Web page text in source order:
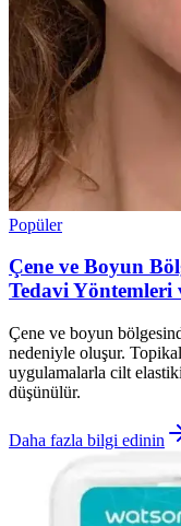
Popüler
Çene ve Boyun
Tedavi Yöntemleri
Çene ve boyun
nedeniyle oluşur.
uygulamalarla cilt
düşünülür.
Daha fazla bilgi edinin